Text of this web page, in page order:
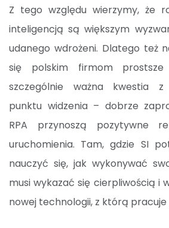
Z tego względu wierzymy, że
inteligencją są większym
udanego wdrożeni. Dlatego też
się polskim firmom
szczególnie ważna kwestia z
punktu widzenia – dobrze
RPA przynoszą pozytywne
uruchomienia. Tam, gdzie SI
nauczyć się, jak wykonywać
musi wykazać się cierpliwością i
nowej technologii, z którą